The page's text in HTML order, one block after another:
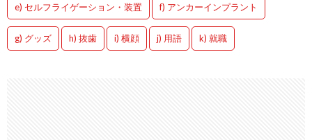
e) セルフライゲーション・装置 f) アンカーインプラント
g) グッズ h) 抜歯 i) 横顔 j) 用語 k) 就職